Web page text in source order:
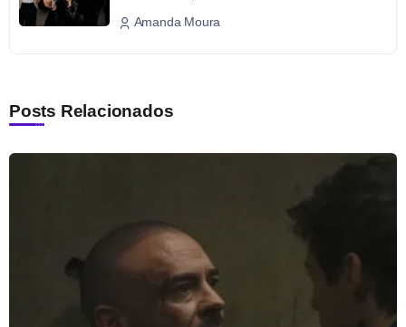
Amanda Moura
Posts Relacionados